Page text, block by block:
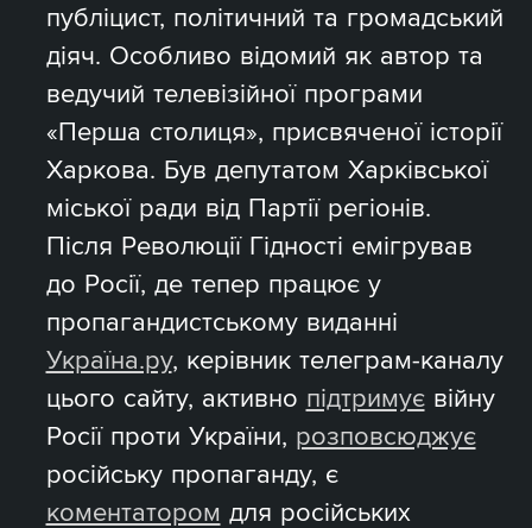
публіцист, політичний та громадський
діяч. Особливо відомий як автор та
ведучий телевізійної програми
«Перша столиця», присвяченої історії
Харкова. Був депутатом Харківської
міської ради від Партії регіонів.
Після Революції Гідності емігрував
до Росії, де тепер працює у
пропагандистському виданні
Україна.ру, керівник телеграм-каналу
цього сайту, активно підтримуєвійну
Росії проти України, розповсюджує
російську пропаганду, є
коментатором для російських